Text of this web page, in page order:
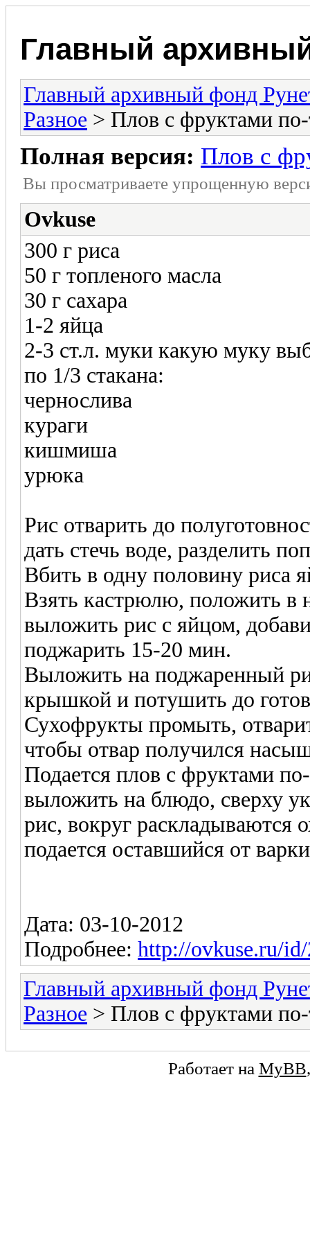
Главный
Главный архивный фонд
Разное > Плов с фруктами по-
Полная версия: Плов с
Вы просматриваете yпpощеннyю
Ovkuse
300 г риса
50 г топленого масла
30 г сахара
1-2 яйца
2-3 ст.л. муки какую муку
по 1/3 стакана:
чернослива
кураги
кишмиша
урюка
Рис отварить до
дать стечь воде, разделить
Вбить в одну половину риса
Взять кастрюлю, положить в
выложить рис с яйцом,
поджарить 15-20 мин.
Выложить на поджаренный
крышкой и потушить до
Сухофрукты промыть,
чтобы отвар получился
Подается плов с фруктами
выложить на блюдо, сверху
рис, вокруг раскладываются
подается оставшийся от
Дата: 03-10-2012
Подробнее: http://ovkuse.ru/
Главный архивный фонд
Разное > Плов с фруктами по-
Работает на MyBB